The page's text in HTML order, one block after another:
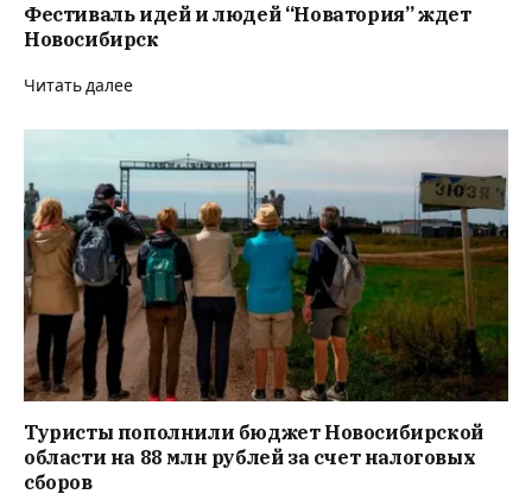
Фестиваль идей и людей “Новатория” ждет
Новосибирск
Читать далее
Туристы пополнили бюджет Новосибирской
области на 88 млн рублей за счет налоговых
сборов